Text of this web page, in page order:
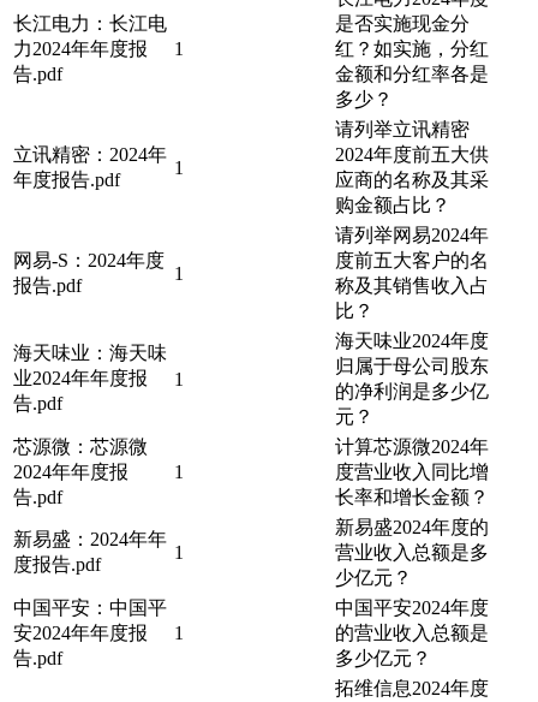
长江电力：长江电
力2024年年度报
告.pdf
1
是否实施现金分
红？如实施，分红
金额和分红率各是
多少？
立讯精密：2024年
年度报告.pdf
1
请列举立讯精密
2024年度前五大供
应商的名称及其采
购金额占比？
网易-S：2024年度
报告.pdf
1
请列举网易2024年
度前五大客户的名
称及其销售收入占
比？
海天味业：海天味
业2024年年度报
告.pdf
1
海天味业2024年度
归属于母公司股东
的净利润是多少亿
元？
芯源微：芯源微
2024年年度报
告.pdf
1
计算芯源微2024年
度营业收入同比增
长率和增长金额？
新易盛：2024年年
度报告.pdf
1
新易盛2024年度的
营业收入总额是多
少亿元？
中国平安：中国平
安2024年年度报
告.pdf
1
中国平安2024年度
的营业收入总额是
多少亿元？
拓维信息2024年度